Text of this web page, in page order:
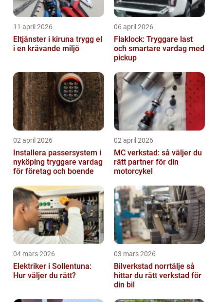
11 april 2026
Eltjänster i kiruna trygg el
i en krävande miljö
06 april 2026
Flaklock: Tryggare last
och smartare vardag med
pickup
02 april 2026
Installera passersystem i
nyköping tryggare vardag
för företag och boende
02 april 2026
MC verkstad: så väljer du
rätt partner för din
motorcykel
04 mars 2026
Elektriker i Sollentuna:
Hur väljer du rätt?
03 mars 2026
Bilverkstad norrtälje så
hittar du rätt verkstad för
din bil